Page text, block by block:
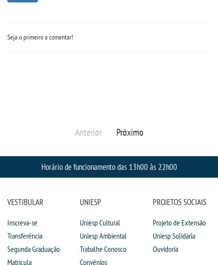
WEBMAIL
IMPRENSA
TRABALHE CONOSCO
OUVIDORIA
Seja o primeiro a comentar!
Anterior Próximo
Horário de funcionamento das 13h00 às 22h00
VESTIBULAR
Inscreva-se
Transferência
Segunda Graduação
Matrícula
UNIESP
Uniesp Cultural
Uniesp Ambiental
Trabalhe Conosco
Convênios
PROJETOS SOCIAIS
Projeto de Extensão
Uniesp Solidária
Ouvidoria